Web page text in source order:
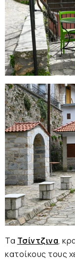
Τα Τσίντζινα,
κατοίκους τους